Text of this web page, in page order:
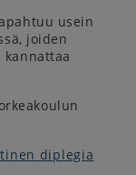
usein
joiden
diplegia